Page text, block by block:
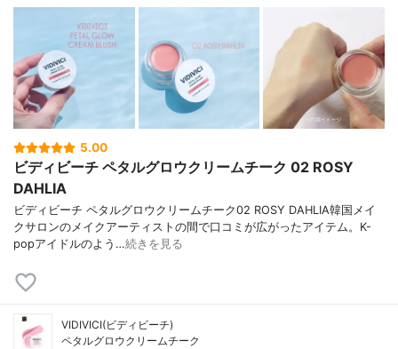
5.00
ビディビーチ ペタルグロウクリームチーク 02 ROSY
DAHLIA
ビディビーチ ペタルグロウクリームチーク02 ROSY DAHLIA韓国メイ
クサロンのメイクアーティストの間で口コミが広がったアイテム。K-
popアイドルのよう…続きを見る
VIDIVICI(ビディビーチ)
ペタルグロウクリームチーク